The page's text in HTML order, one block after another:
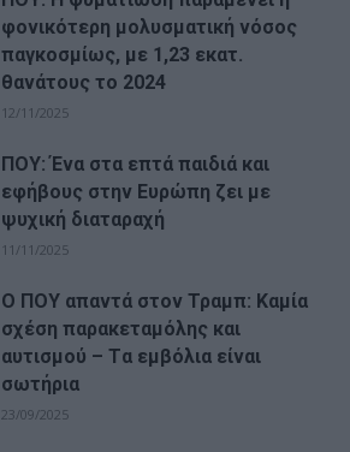
φονικότερη μολυσματική νόσος
παγκοσμίως, με 1,23 εκατ.
θανάτους το 2024
12/11/2025
ΠΟΥ: Ένα στα επτά παιδιά και
εφήβους στην Ευρώπη ζει με
ψυχική διαταραχή
11/11/2025
Ο ΠΟΥ απαντά στον Τραμπ: Καμία
σχέση παρακεταμόλης και
αυτισμού – Tα εμβόλια είναι
σωτήρια
23/09/2025